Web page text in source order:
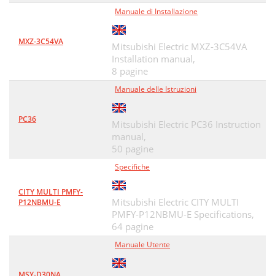
MXZ-3C54VA
Manuale di Installazione
Mitsubishi Electric MXZ-3C54VA
Installation manual,
8 pagine
PC36
Manuale delle Istruzioni
Mitsubishi Electric PC36 Instruction
manual,
50 pagine
CITY MULTI PMFY-
P12NBMU-E
Specifiche
Mitsubishi Electric CITY MULTI
PMFY-P12NBMU-E Specifications,
64 pagine
Manuale Utente